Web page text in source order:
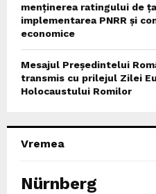
menținerea ratingului de
implementarea PNRR și
economice
Mesajul Președintelui
transmis cu prilejul Zilei
Holocaustului Romilor
Vremea
Nürnberg